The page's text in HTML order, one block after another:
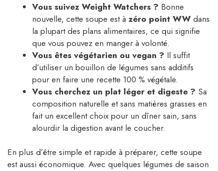
Vous suivez Weight Watchers ? Bonne
nouvelle, cette soupe est à zéro point WW dans
la plupart des plans alimentaires, ce qui signifie
que vous pouvez en manger à volonté.
Vous êtes végétarien ou vegan ? Il suffit
d’utiliser un bouillon de légumes sans additifs
pour en faire une recette 100 % végétale.
Vous cherchez un plat léger et digeste ? Sa
composition naturelle et sans matières grasses en
fait un excellent choix pour un dîner sain, sans
alourdir la digestion avant le coucher.
En plus d’être simple et rapide à préparer, cette soupe
est aussi économique. Avec quelques légumes de saison